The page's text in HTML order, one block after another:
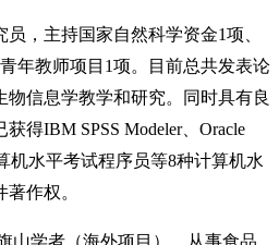
员，主持国家自然科学资金1项、
年教师项目1项。目前总共发表论
物信息学教学和研究。同时具有良
得IBM SPSS Modeler、Oracle
机水平考试程序员等8种计算机水
作权。
山学者（海外项目）。从事食品